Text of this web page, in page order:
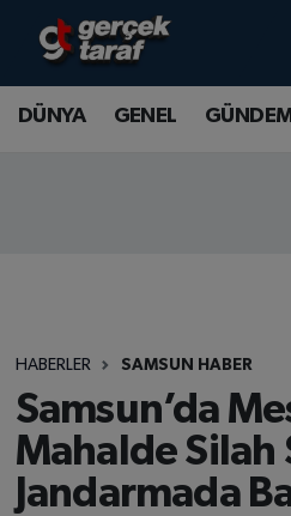
DÜNYA GENEL
HABERLER SAMSUN HABER
Samsun’da
Mahalde Silah
Jandarmada
Canlı TV İzle
DÜNYA
SAMSUNSPOR
SAĞLIK
Samsun Nöbetçi
Tüm Manşetler
Son Dakika Haberleri